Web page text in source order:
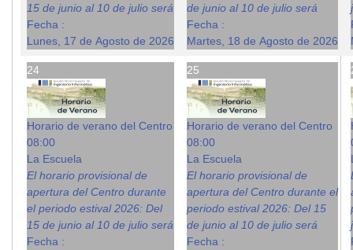
15 de junio al 10 de julio será
Fecha :
Lunes, 17 de Agosto de 2026
de junio al 10 de julio será
Fecha :
Martes, 18 de Agosto de 2026
24
Horario de verano del Centro
08:00
La Escuela
El horario provisional de
apertura del Centro durante
el periodo estival 2026: Del
15 de junio al 10 de julio será
Fecha :
25
Horario de verano del Centro
08:00
La Escuela
El horario provisional de
apertura del Centro durante el
periodo estival 2026: Del 15
de junio al 10 de julio será
Fecha :